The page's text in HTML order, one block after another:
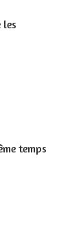
temps